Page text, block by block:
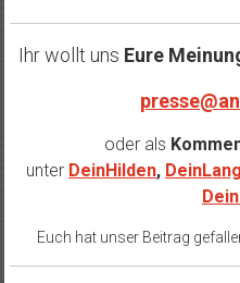
Ihr wollt uns Eure
oder als
unter DeinHilden,
Euch hat unser Beitrag